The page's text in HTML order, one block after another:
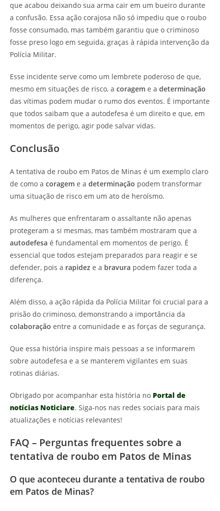
que acabou deixando sua arma cair em um bueiro durante
a confusão. Essa ação corajosa não só impediu que o roubo
fosse consumado, mas também garantiu que o criminoso
fosse preso logo em seguida, graças à rápida intervenção da
Polícia Militar.
Esse incidente serve como um lembrete poderoso de que,
mesmo em situações de risco, a coragem e a determinação
das vítimas podem mudar o rumo dos eventos. É importante
que todos saibam que a autodefesa é um direito e que, em
momentos de perigo, agir pode salvar vidas.
Conclusão
A tentativa de roubo em Patos de Minas é um exemplo claro
de como a coragem e a determinação podem transformar
uma situação de risco em um ato de heroísmo.
As mulheres que enfrentaram o assaltante não apenas
protegeram a si mesmas, mas também mostraram que a
autodefesa é fundamental em momentos de perigo. É
essencial que todos estejam preparados para reagir e se
defender, pois a rapidez e a bravura podem fazer toda a
diferença.
Além disso, a ação rápida da Polícia Militar foi crucial para a
prisão do criminoso, demonstrando a importância da
colaboração entre a comunidade e as forças de segurança.
Que essa história inspire mais pessoas a se informarem
sobre autodefesa e a se manterem vigilantes em suas
rotinas diárias.
Obrigado por acompanhar esta história no Portal de
notícias Noticiare. Siga-nos nas redes sociais para mais
atualizações e notícias relevantes!
FAQ – Perguntas frequentes sobre a
tentativa de roubo em Patos de Minas
O que aconteceu durante a tentativa de roubo
em Patos de Minas?